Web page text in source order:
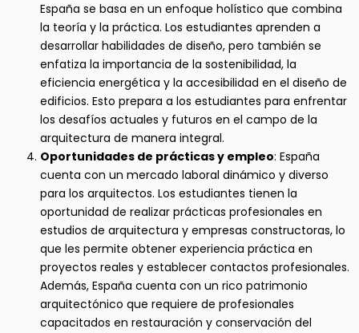
España se basa en un enfoque holístico que combina
la teoría y la práctica. Los estudiantes aprenden a
desarrollar habilidades de diseño, pero también se
enfatiza la importancia de la sostenibilidad, la
eficiencia energética y la accesibilidad en el diseño de
edificios. Esto prepara a los estudiantes para enfrentar
los desafíos actuales y futuros en el campo de la
arquitectura de manera integral.
Oportunidades de prácticas y empleo: España
cuenta con un mercado laboral dinámico y diverso
para los arquitectos. Los estudiantes tienen la
oportunidad de realizar prácticas profesionales en
estudios de arquitectura y empresas constructoras, lo
que les permite obtener experiencia práctica en
proyectos reales y establecer contactos profesionales.
Además, España cuenta con un rico patrimonio
arquitectónico que requiere de profesionales
capacitados en restauración y conservación del